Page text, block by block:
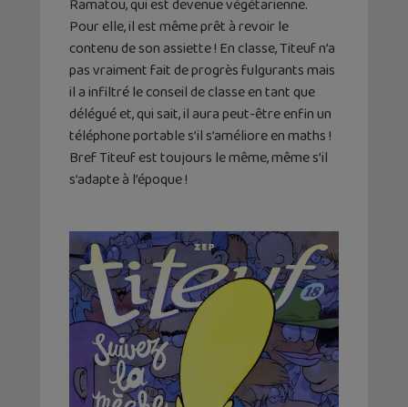
Ramatou, qui est devenue végétarienne.
Pour elle, il est même prêt à revoir le
contenu de son assiette ! En classe, Titeuf n’a
pas vraiment fait de progrès fulgurants mais
il a infiltré le conseil de classe en tant que
délégué et, qui sait, il aura peut-être enfin un
téléphone portable s’il s’améliore en maths !
Bref Titeuf est toujours le même, même s’il
s’adapte à l’époque !